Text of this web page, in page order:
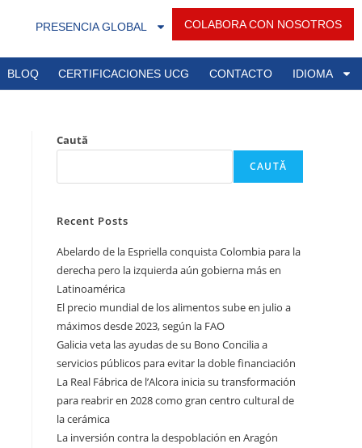
PRESENCIA GLOBAL COLABORA CON NOSOTROS
BLOQ CERTIFICACIONES UCG CONTACTO IDIOMA
Caută
CAUTĂ
Recent Posts
Abelardo de la Espriella conquista Colombia para la
derecha pero la izquierda aún gobierna más en
Latinoamérica
El precio mundial de los alimentos sube en julio a
máximos desde 2023, según la FAO
Galicia veta las ayudas de su Bono Concilia a
servicios públicos para evitar la doble financiación
La Real Fábrica de l’Alcora inicia su transformación
para reabrir en 2028 como gran centro cultural de
la cerámica
La inversión contra la despoblación en Aragón